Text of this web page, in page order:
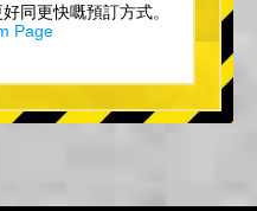
同更快嘅預訂方式。
Page